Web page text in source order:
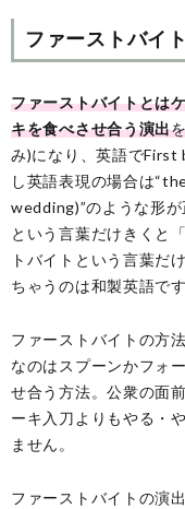
ファーストバイト
ファーストバイトとは
キを食べさせ合う演出
み)になり、英語でFirst
し英語表現の場合は
wedding)”のような形
という言葉だけきくと
トバイトという言葉だ
ちゃうのは和製英語です
ファーストバイトの方
なのはスプーンかフォ
せ合う方法。公衆の面
ーキ入刀よりもやる・
ません。
ファーストバイトの演